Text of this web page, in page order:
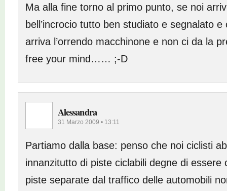
Ma alla fine torno al primo punto, se noi
bell’incrocio tutto ben studiato e segnalato
arriva l’orrendo macchinone e non ci da la
free your mind…… ;-D
Alessandra
31 Marzo 2009 • 13:11
Partiamo dalla base: penso che noi ciclisti
innanzitutto di piste ciclabili degne di essere
piste separate dal traffico delle automobili